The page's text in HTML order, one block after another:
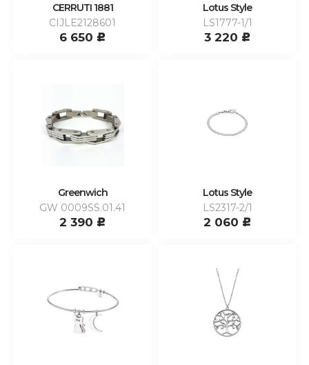
CERRUTI 1881
CIJLE2128601
6 650 c
Lotus Style
LS1777-1/1
3 220 c
Greenwich
GW 0009SS.01.41
2 390 c
Lotus Style
LS2317-2/1
2 060 c